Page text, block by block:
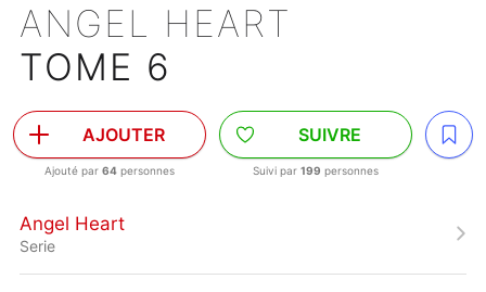
ANGEL HEART
TOME 6
AJOUTER
Ajouté par 64 personnes
SUIVRE
Suivi par 199 personnes
Angel Heart
Serie